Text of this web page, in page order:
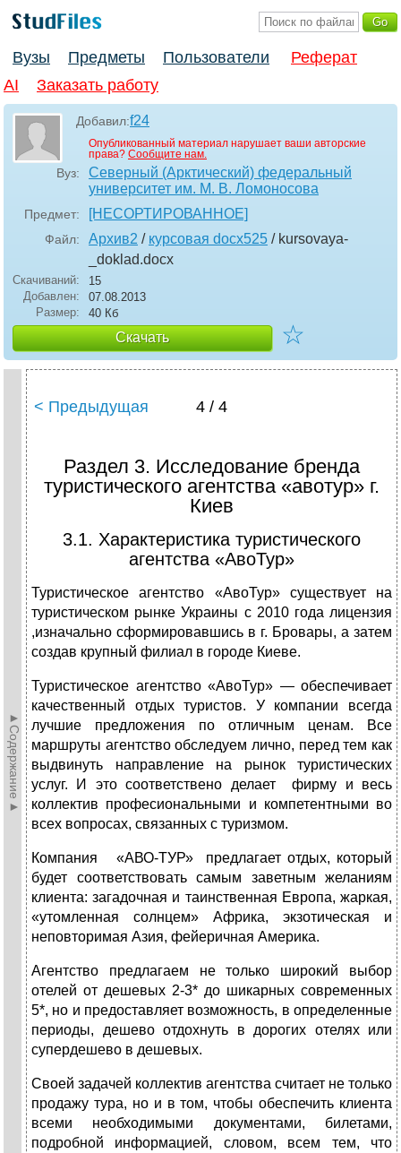
Вузы Предметы Пользователи
Реферат
AI
Заказать работу
Добавил:f24
Опубликованный материал нарушает ваши авторские
права? Сообщите нам.
Вуз:
Северный (Арктический) федеральный
университет им. М. В. Ломоносова
Предмет: [НЕСОРТИРОВАННОЕ]
Файл: Архив2 / курсовая docx525 / kursovaya-
_doklad.docx
Скачиваний:
15
Добавлен:
07.08.2013
Размер:
40 Кб
Скачать ☆
►Содержание►
< Предыдущая 4 / 4
Раздел 3. Исследование бренда
туристического агентства «авотур» г.
Киев
3.1. Характеристика туристического
агентства «АвоТур»
Туристическое агентство «АвоТур» существует на
туристическом рынке Украины с 2010 года лицензия
,изначально сформировавшись в г. Бровары, а затем
создав крупный филиал в городе Киеве.
Туристическое агентство «АвоТур» — обеспечивает
качественный отдых туристов. У компании всегда
лучшие предложения по отличным ценам. Все
маршруты агентство обследуем лично, перед тем как
выдвинуть направление на рынок туристических
услуг. И это соответствено делает фирму и весь
коллектив професиональными и компетентными во
всех вопросах, связанных с туризмом.
Компания «АВО-ТУР» предлагает отдых, который
будет соответствовать самым заветным желаниям
клиента: загадочная и таинственная Европа, жаркая,
«утомленная солнцем» Африка, экзотическая и
неповторимая Азия, фейеричная Америка.
Агентство предлагаем не только широкий выбор
отелей от дешевых 2-3* до шикарных современных
5*, но и предоставляет возможность, в определенные
периоды, дешево отдохнуть в дорогих отелях или
супердешево в дешевых.
Своей задачей коллектив агентства считает не только
продажу тура, но и в том, чтобы обеспечить клиента
всеми необходимыми документами, билетами,
подробной информацией, словом, всем тем, что